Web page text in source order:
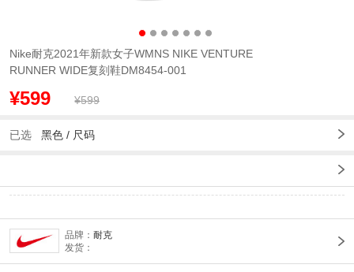
Nike耐克2021年新款女子WMNS NIKE VENTURE
RUNNER WIDE复刻鞋DM8454-001
¥599 ¥599
已选 黑色 / 尺码
品牌： 耐克
发货：